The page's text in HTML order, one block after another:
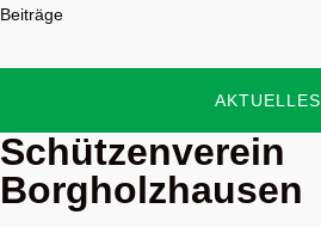
Beiträge
AKTUELLES
Schützenverein
Borgholzhausen